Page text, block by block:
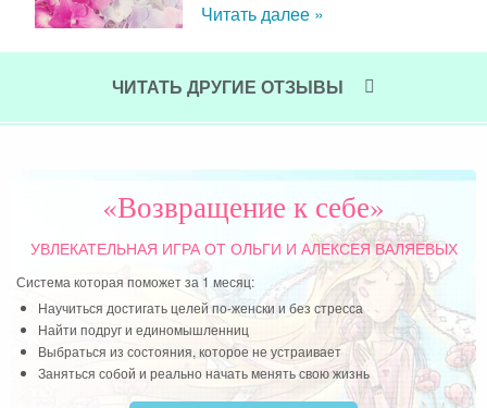
Читать далее »
ЧИТАТЬ ДРУГИЕ ОТЗЫВЫ
«Возвращение к себе»
УВЛЕКАТЕЛЬНАЯ ИГРАОТ ОЛЬГИ И АЛЕКСЕЯ ВАЛЯЕВЫХ
Система которая поможет за 1 месяц:
Научиться достигать целей по-женски и без стресса
Найти подруг и единомышленниц
Выбраться из состояния, которое не устраивает
Заняться собой и реально начать менять свою жизнь